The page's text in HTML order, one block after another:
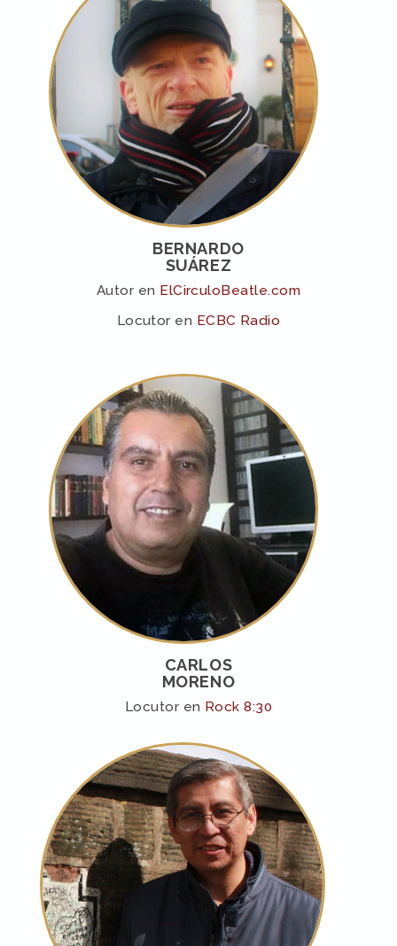
BERNARDO
SUÁREZ
Autor en ElCirculoBeatle.com
Locutor en ECBC Radio
CARLOS
MORENO
Locutor en Rock 8:30